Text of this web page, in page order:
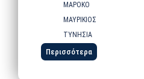
ΜΑΡΟΚΟ
ΜΑΥΡΙΚΙΟΣ
ΤΥΝΗΣΙΑ
Περισσότερα